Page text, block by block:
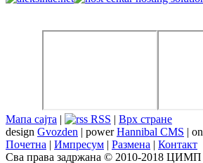
Мапа сајта RSS
Врх стране
design Gvozden | powerHannibal CMS | on
Почетна
Импресум Размена
Контакт
Сва права задржана © 2010-2018 ЦИМП